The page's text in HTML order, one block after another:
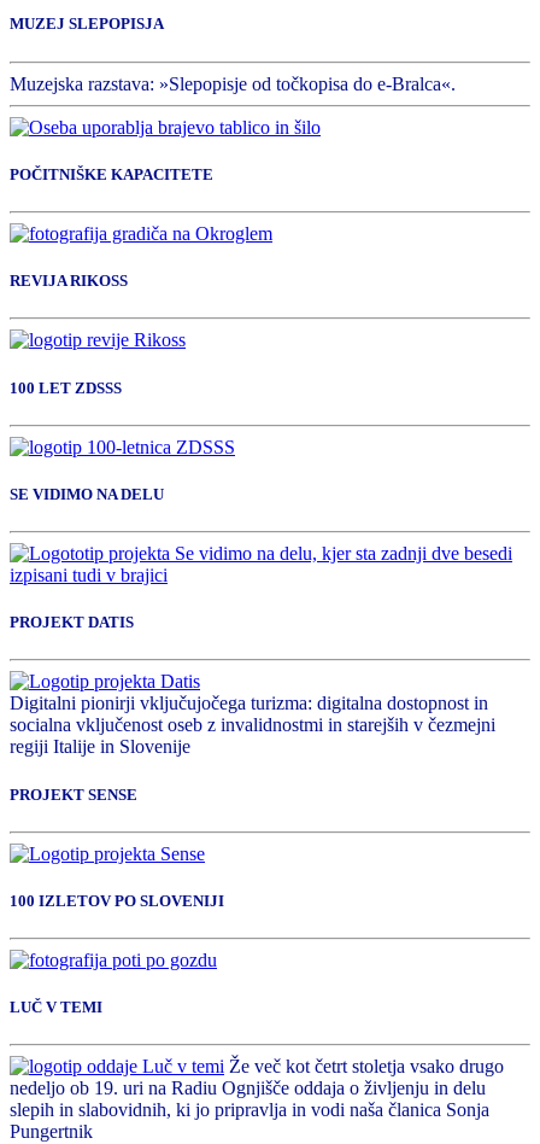
MUZEJ SLEPOPISJA
Muzejska razstava: »Slepopisje od točkopisa do e-Bralca«.
POČITNIŠKE KAPACITETE
REVIJA RIKOSS
100 LET ZDSSS
SE VIDIMO NA DELU
PROJEKT DATIS
Digitalni pionirji vključujočega turizma: digitalna dostopnost in
socialna vključenost oseb z invalidnostmi in starejših v čezmejni
regiji Italije in Slovenije
PROJEKT SENSE
100 IZLETOV PO SLOVENIJI
LUČ V TEMI
Že več kot četrt stoletja vsako drugo
nedeljo ob 19. uri na Radiu Ognjišče oddaja o življenju in delu
slepih in slabovidnih, ki jo pripravlja in vodi naša članica Sonja
Pungertnik